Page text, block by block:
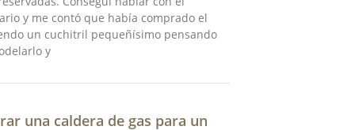
y me contó que había comprado el
un cuchitril pequeñísimo pensando
y
una caldera de gas para un